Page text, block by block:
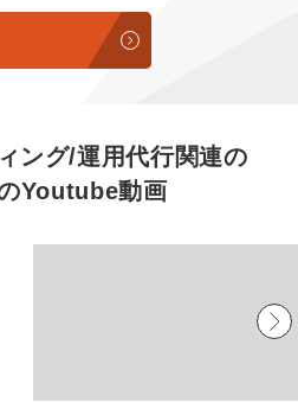
ング/運用代行関連の
Youtube動画